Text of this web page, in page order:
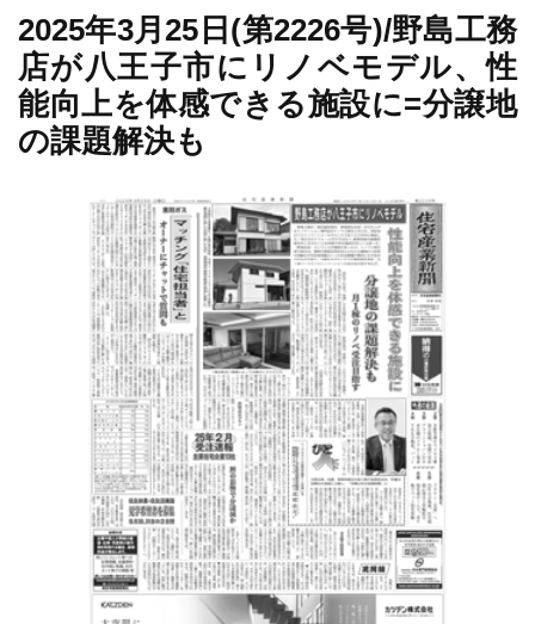
2025年3月25日(第2226号)/野島工務
店が八王子市にリノベモデル、性
能向上を体感できる施設に=分譲地
の課題解決も